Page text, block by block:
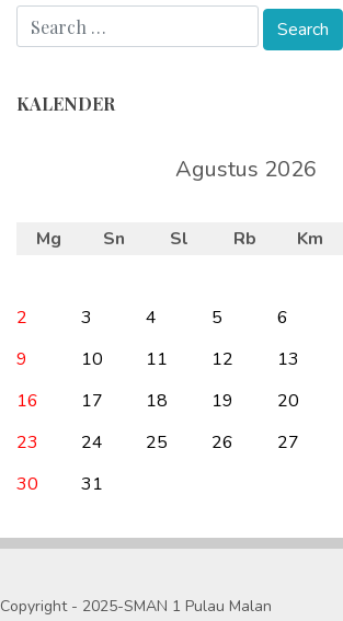
KALENDER
Agustus 2026
Mg Sn Sl Rb Km
2
3 4 5 6
9
10 11 12 13
16
17 18 19 20
23
24 25 26 27
30
31
Copyright - 2025-SMAN 1 Pulau Malan